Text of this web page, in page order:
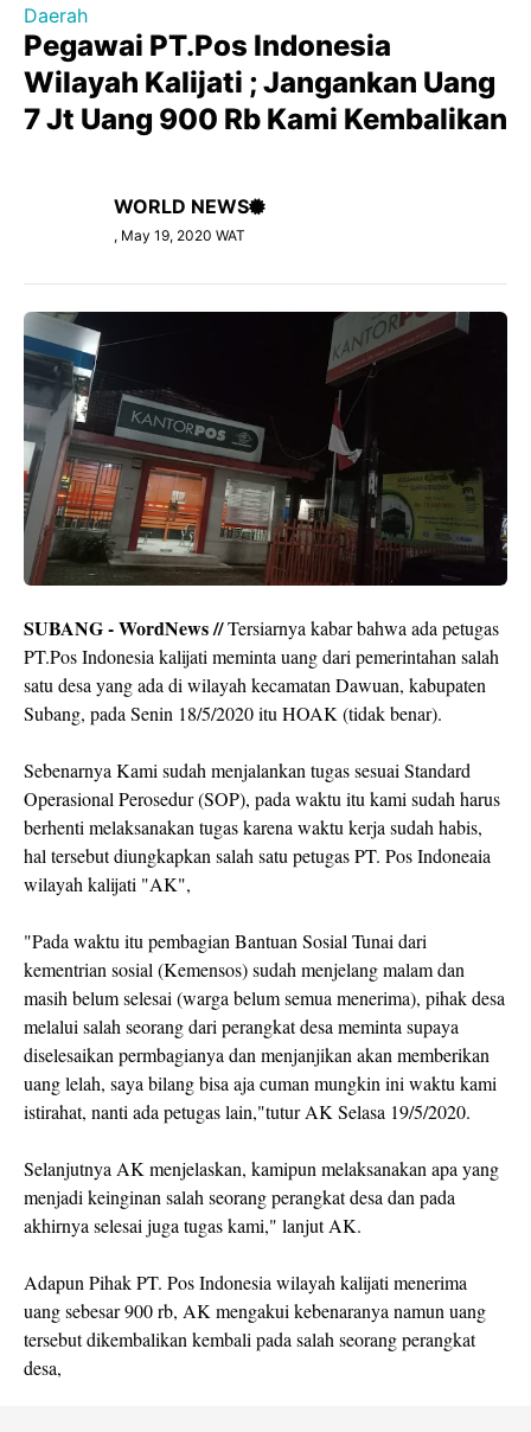
Daerah
Pegawai PT.Pos Indonesia
Wilayah Kalijati ; Jangankan Uang
7 Jt Uang 900 Rb Kami Kembalikan
WORLD NEWS
, May 19, 2020 WAT
SUBANG - WordNews //Tersiarnya kabar bahwa ada petugas
PT.Pos Indonesia kalijati meminta uang dari pemerintahan salah
satu desa yang ada di wilayah kecamatan Dawuan, kabupaten
Subang, pada Senin 18/5/2020 itu HOAK (tidak benar).
Sebenarnya Kami sudah menjalankan tugas sesuai Standard
Operasional Perosedur (SOP), pada waktu itu kami sudah harus
berhenti melaksanakan tugas karena waktu kerja sudah habis,
hal tersebut diungkapkan salah satu petugas PT. Pos Indoneaia
wilayah kalijati "AK",
"Pada waktu itu pembagian Bantuan Sosial Tunai dari
kementrian sosial (Kemensos) sudah menjelang malam dan
masih belum selesai (warga belum semua menerima), pihak desa
melalui salah seorang dari perangkat desa meminta supaya
diselesaikan permbagianya dan menjanjikan akan memberikan
uang lelah, saya bilang bisa aja cuman mungkin ini waktu kami
istirahat, nanti ada petugas lain,"tutur AK Selasa 19/5/2020.
Selanjutnya AK menjelaskan, kamipun melaksanakan apa yang
menjadi keinginan salah seorang perangkat desa dan pada
akhirnya selesai juga tugas kami," lanjut AK.
Adapun Pihak PT. Pos Indonesia wilayah kalijati menerima
uang sebesar 900 rb, AK mengakui kebenaranya namun uang
tersebut dikembalikan kembali pada salah seorang perangkat
desa,